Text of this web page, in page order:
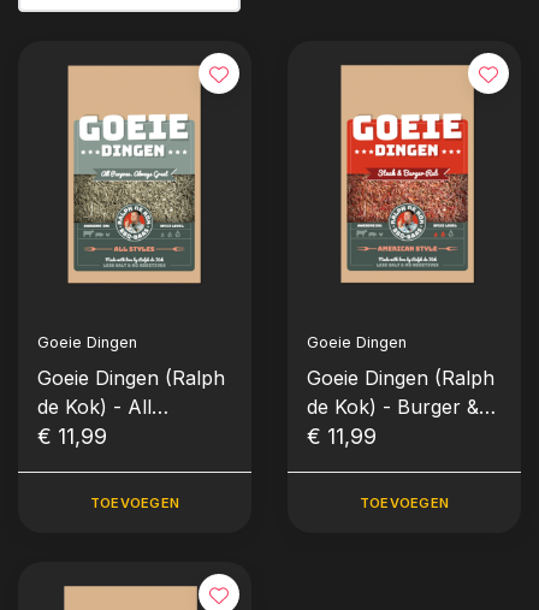
Goeie Dingen
Goeie Dingen (Ralph
de Kok) - All
Purpose Rub (125
€ 11,99
TOEVOEGEN
Goeie Dingen
Goeie Dingen (Ralph
de Kok) - Burger &
Steak Rub (125
€ 11,99
TOEVOEGEN